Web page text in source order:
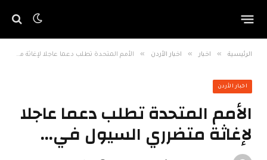
الرئيسية » اخبار » اخبار الأردن » الأمم المتحدة تطلب دعما عاجلا لإغاثة متضرري السيول في…
اخبار الأردن
الأمم المتحدة تطلب دعما عاجلا
لإغاثة متضرري السيول في…